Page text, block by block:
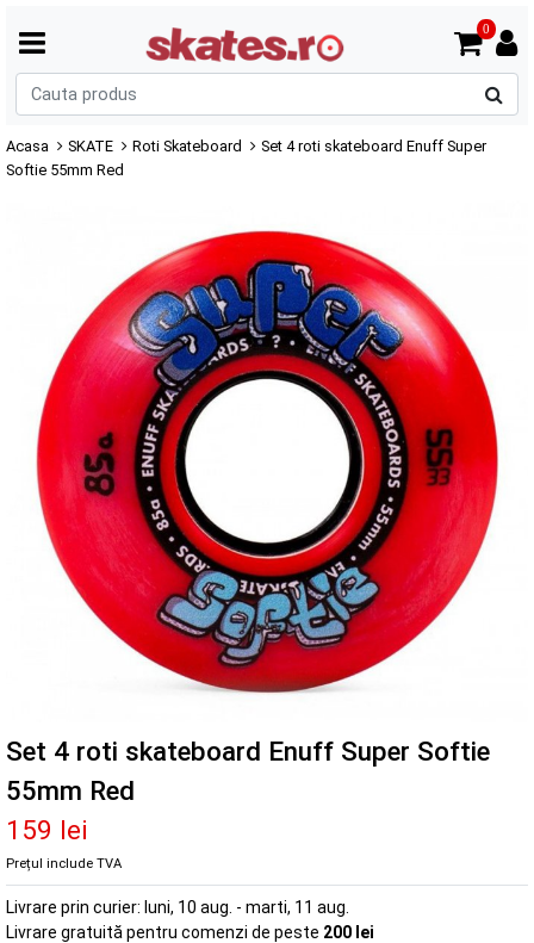
0
Acasa SKATE Roti Skateboard
Set 4 roti skateboard Enuff Super
Softie 55mm Red
Set 4 roti skateboard Enuff Super Softie
55mm Red
159 lei
Prețul include TVA
Livrare prin curier: luni, 10 aug. - marti, 11 aug.
Livrare gratuită pentru comenzi de peste 200 lei